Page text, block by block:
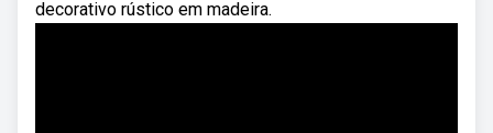
decorativo rústico em madeira.